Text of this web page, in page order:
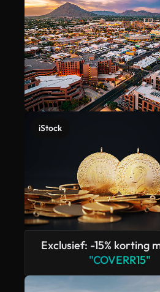
iStock
Exclusief: -15% korting
"COVERR15"